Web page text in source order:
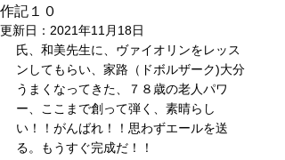
作記１０
更新日： 2021年11月18日
氏、和美先生に、ヴァイオリンをレッス
ンしてもらい、家路（ドボルザーク)大分
うまくなってきた、７８歳の老人パワ
ー、ここまで創って弾く、素晴らし
い！！がんばれ！！思わずエールを送
る。もうすぐ完成だ！！